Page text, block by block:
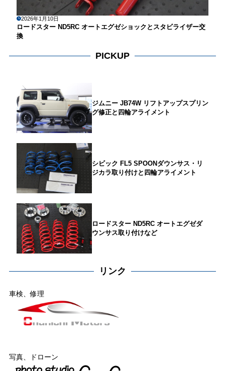
2026年1月10日
ロードスター ND5RC オートエグゼショックとスタビライザー交
換
PICKUP
ジムニー JB74W リフトアップスプリン
グ修正と四輪アライメント
シビック FL5 SPOONダウンサス・リ
ジカラ取り付けと四輪アライメント
ロードスター ND5RC オートエグゼダ
ウンサス取り付けなど
リンク
車検、修理
写真、ドローン